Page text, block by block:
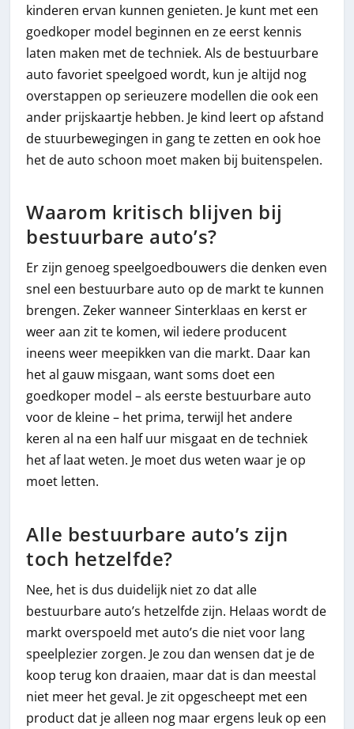
kinderen ervan kunnen genieten. Je kunt met een
goedkoper model beginnen en ze eerst kennis
laten maken met de techniek. Als de bestuurbare
auto favoriet speelgoed wordt, kun je altijd nog
overstappen op serieuzere modellen die ook een
ander prijskaartje hebben. Je kind leert op afstand
de stuurbewegingen in gang te zetten en ook hoe
het de auto schoon moet maken bij buitenspelen.
Waarom kritisch blijven bij
bestuurbare auto’s?
Er zijn genoeg speelgoedbouwers die denken even
snel een bestuurbare auto op de markt te kunnen
brengen. Zeker wanneer Sinterklaas en kerst er
weer aan zit te komen, wil iedere producent
ineens weer meepikken van die markt. Daar kan
het al gauw misgaan, want soms doet een
goedkoper model – als eerste bestuurbare auto
voor de kleine – het prima, terwijl het andere
keren al na een half uur misgaat en de techniek
het af laat weten. Je moet dus weten waar je op
moet letten.
Alle bestuurbare auto’s zijn
toch hetzelfde?
Nee, het is dus duidelijk niet zo dat alle
bestuurbare auto’s hetzelfde zijn. Helaas wordt de
markt overspoeld met auto’s die niet voor lang
speelplezier zorgen. Je zou dan wensen dat je de
koop terug kon draaien, maar dat is dan meestal
niet meer het geval. Je zit opgescheept met een
product dat je alleen nog maar ergens leuk op een